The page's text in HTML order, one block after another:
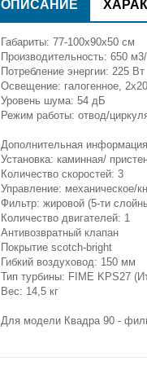
Габариты: 77-100x90x50 см
Производительность: 650
Потребление энергии: 225 Вт
Освещение: галогенное,
Уровень шума: 54 дБ
Режим работы: отвод/
Дополнительная
Установка: каминная/
Количество скоростей: 3
Управление: механическое/
Фильтр: жировой (5-ти
Количество двигателей: 1
Антивозвратный клапан
Покрытие scotch-bright
Гибкий воздуховод: 150 мм
Тип турбины: FIME KPS27
Вес: 14,5 кг
Для модели Квадра 90 -